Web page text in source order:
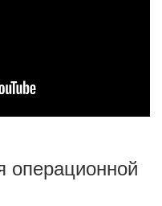
операционной